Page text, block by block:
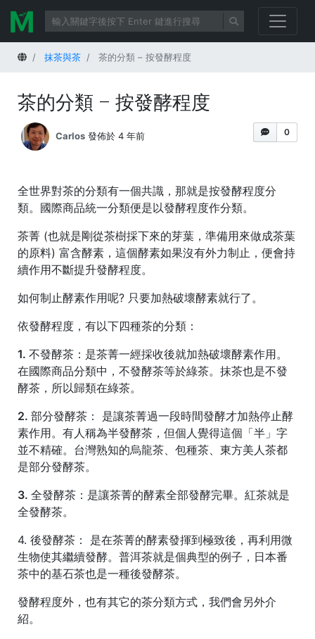
首頁 抹茶與茶 茶的分類 – 按發酵程度
茶的分類 – 按發酵程度
0
Carlos 發佈於 4 年前
全世界對茶的分類有一個共識，那就是按發酵程度分
類。國際商品統一分類便是以發酵程度作分類。
茶菁 (也就是剛從茶樹採下來的芽葉，準備用來做成茶葉
的原料) 富含酵素，這個酵素如果沒有外力制止，便會持
續作用不斷提升發酵程度。
如何制止酵素作用呢? 只要加熱破壞酵素就行了。
依發酵程度，有以下四種茶的分類：
1. 不發酵茶： 是茶菁一經採收後就加熱破壞酵素作用。
在國際商品分類中，不發酵茶等於綠茶。抹茶也是不發
酵茶，所以歸類在綠茶。
2. 部分發酵茶：
是讓茶菁過一段時間發酵才加熱停止酵
素作用。有人稱為半發酵茶，但個人覺得這個「半」字
並不精確。台灣熟知的烏龍茶、包種茶、東方美人茶都
是部分發酵茶。
3. 全發酵茶： 是讓茶菁的酵素全部發酵完畢。紅茶就是
全發酵茶。
4. 後發酵茶：
是在茶菁的酵素發揮到極致後，再利用微
生物使其繼續發酵。普洱茶就是個典型的例子，日本番
茶中的基石茶也是一種後發酵茶。
發酵程度外，也有其它的茶分類方式，我們會另外介
紹。